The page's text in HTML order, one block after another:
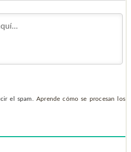
el spam. Aprende cómo se procesan los